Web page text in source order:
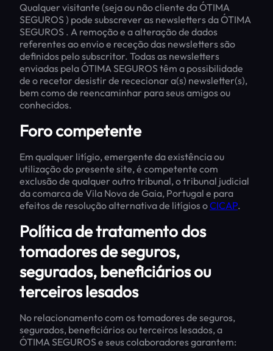
Qualquer visitante (seja ou não cliente da ÓTIMA
SEGUROS ) pode subscrever as newsletters da ÓTIMA
SEGUROS . A remoção e a alteração de dados
referentes ao envio e receção das newsletters são
definidos pelo subscritor. Todas as newsletters
enviadas pela ÓTIMA SEGUROS têm a possibilidade
de o recetor desistir de rececionar a(s) newsletter(s),
bem como de reencaminhar para seus amigos ou
conhecidos.
Foro competente
Em qualquer litígio, emergente da existência ou
utilização do presente site, é competente com
exclusão de qualquer outro tribunal, o tribunal judicial
da comarca de Vila Nova de Gaia, Portugal e para
efeitos de resolução alternativa de litígios oCICAP.
Política de tratamento dos
tomadores de seguros,
segurados, beneficiários ou
terceiros lesados
No relacionamento com os tomadores de seguros,
segurados, beneficiários ou terceiros lesados, a
ÓTIMA SEGUROS e seus colaboradores garantem: